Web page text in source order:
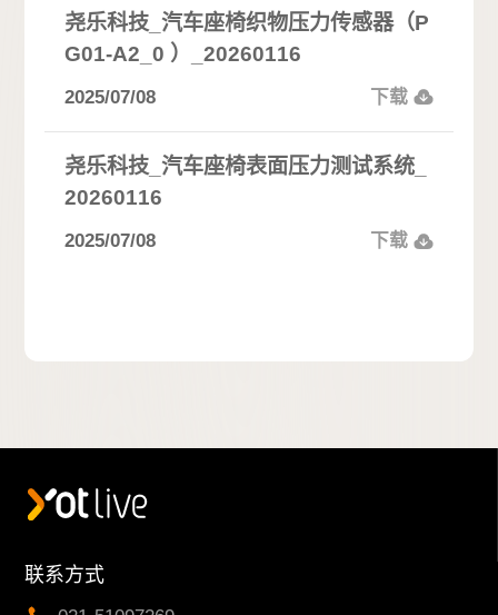
尧乐科技_汽车座椅织物压力传感器（P
G01-A2_0 ）_20260116
2025/07/08 下载
尧乐科技_汽车座椅表面压力测试系统_
20260116
2025/07/08 下载
联系方式